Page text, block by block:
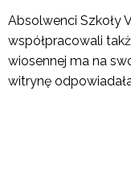
Absolwenci Szkoły
współpracowali
wiosennej ma na
witrynę